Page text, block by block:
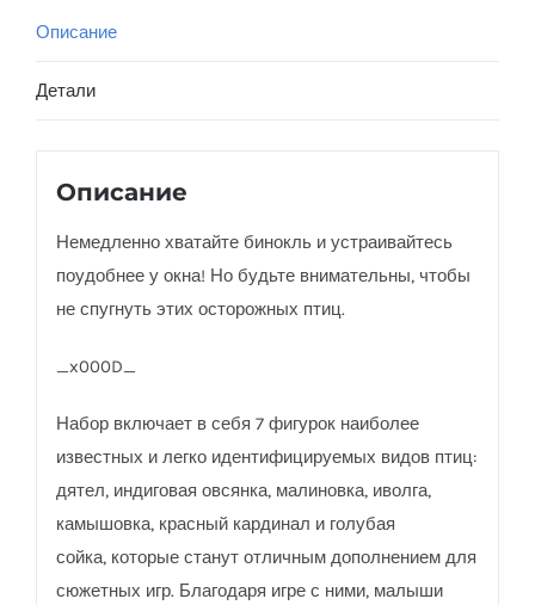
Описание
Детали
Описание
Немедленно хватайте бинокль и устраивайтесь
поудобнее у окна! Но будьте внимательны, чтобы
не спугнуть этих осторожных птиц.
_x000D_
Набор включает в себя 7 фигурок наиболее
известных и легко идентифицируемых видов птиц:
дятел, индиговая овсянка, малиновка, иволга,
камышовка, красный кардинал и голубая
сойка, которые станут отличным дополнением для
сюжетных игр. Благодаря игре с ними, малыши